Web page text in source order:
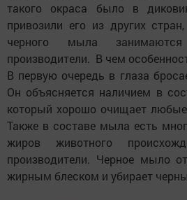
такого окраса было в
привозили его из других
черного мыла
производители. В чем
В первую очередь в глаза
Он объясняется наличием в
который хорошо очищает любые
Также в составе мыла есть
жиров животного
производители. Черное мыло
жирным блеском и убирает